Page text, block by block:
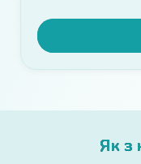
Як з